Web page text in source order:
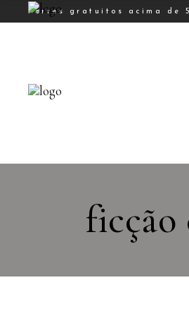
Portes gratuitos acima de